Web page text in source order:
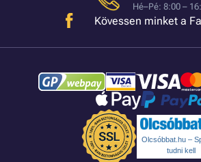
Hé–Pé: 8:00 –
Kövessen minket a
Olcsóbbat.hu –
tudni kell